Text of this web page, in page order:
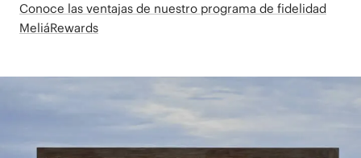
Conoce las ventajas de nuestro programa de fidelidad
MeliáRewards